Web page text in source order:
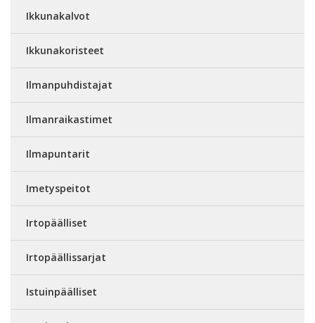
Ikkunakalvot
Ikkunakoristeet
Ilmanpuhdistajat
Ilmanraikastimet
Ilmapuntarit
Imetyspeitot
Irtopäälliset
Irtopäällissarjat
Istuinpäälliset